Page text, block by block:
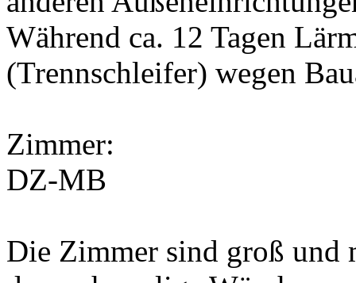
Während ca. 12 Tagen
(Trennschleifer) wegen
Zimmer:
DZ-MB
Die Zimmer sind groß und